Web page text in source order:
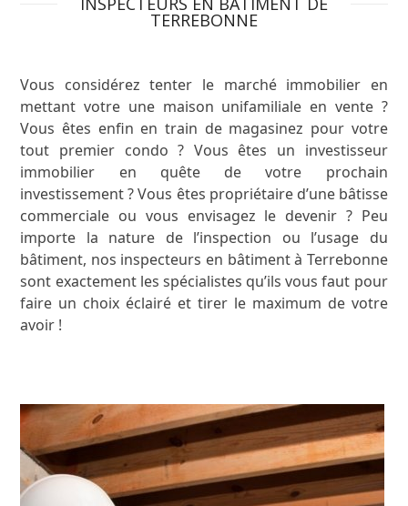
TERREBONNE
Vous considérez tenter le marché immobilier en
mettant votre une maison unifamiliale en vente ?
Vous êtes enfin en train de magasinez pour votre
tout premier condo ? Vous êtes un investisseur
immobilier en quête de votre prochain
investissement ? Vous êtes propriétaire d’une bâtisse
commerciale ou vous envisagez le devenir ? Peu
importe la nature de l’inspection ou l’usage du
bâtiment, nos inspecteurs en bâtiment à Terrebonne
sont exactement les spécialistes qu’ils vous faut pour
faire un choix éclairé et tirer le maximum de votre
avoir !